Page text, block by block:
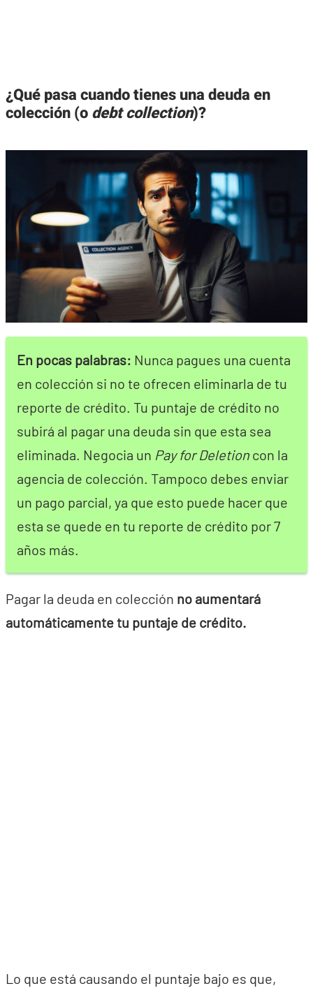
¿Qué pasa cuando tienes una deuda en
colección (odebt collection)?
En pocas palabras: Nunca pagues una cuenta
en colección si no te ofrecen eliminarla de tu
reporte de crédito. Tu puntaje de crédito no
subirá al pagar una deuda sin que esta sea
eliminada. Negocia un Pay for Deletion con la
agencia de colección. Tampoco debes enviar
un pago parcial, ya que esto puede hacer que
esta se quede en tu reporte de crédito por 7
años más.
Pagar la deuda en colección no aumentará
automáticamente tu puntaje de crédito.
Lo que está causando el puntaje bajo es que,